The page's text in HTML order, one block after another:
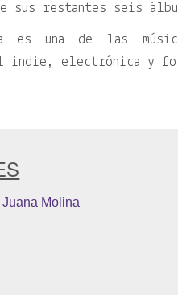
sus restantes seis
es una de las
indie, electrónica y
Juana Molina